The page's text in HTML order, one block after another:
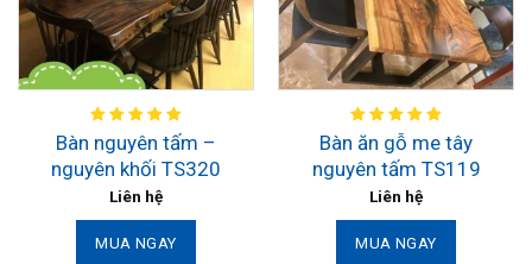
Bàn nguyên tấm –
nguyên khối TS320
Liên hệ
MUA NGAY
Bàn ăn gỗ me tây
nguyên tấm TS119
Liên hệ
MUA NGAY